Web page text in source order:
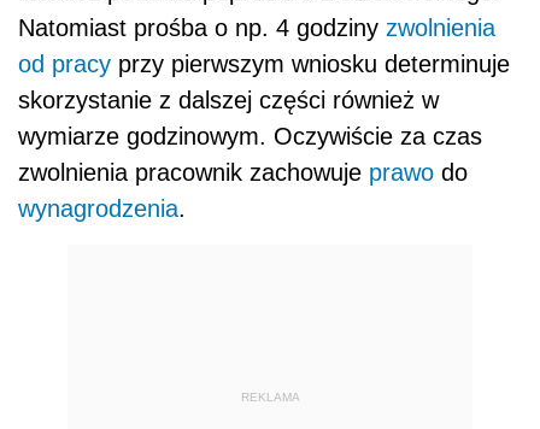
Natomiast prośba o np. 4 godziny zwolnienia
od pracy przy pierwszym wniosku determinuje
skorzystanie z dalszej części również w
wymiarze godzinowym. Oczywiście za czas
zwolnienia pracownik zachowuje prawo do
wynagrodzenia.
REKLAMA